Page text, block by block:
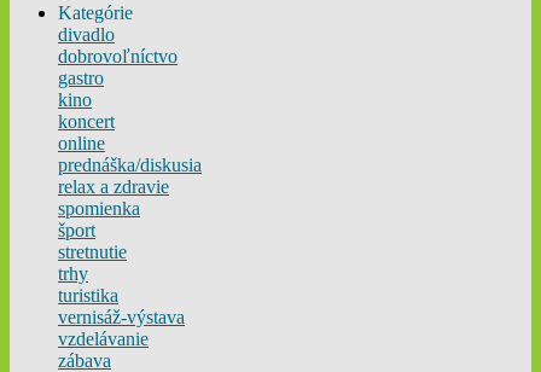
Kategórie
divadlo
dobrovoľníctvo
gastro
kino
koncert
online
prednáška/diskusia
relax a zdravie
spomienka
šport
stretnutie
trhy
turistika
vernisáž-výstava
vzdelávanie
zábava